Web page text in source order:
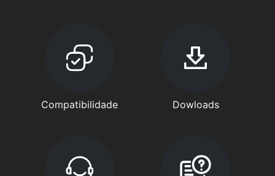
Compatibilidade Dowloads